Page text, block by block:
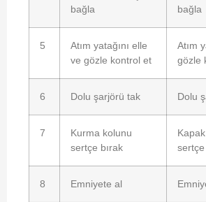
bağla bağla
5
Atım yatağını elle
ve gözle kontrol et
Atım
gözle
6 Dolu şarjörü tak Dolu
7
Kurma kolunu
sertçe bırak
Kapak
sertçe
8 Emniyete al